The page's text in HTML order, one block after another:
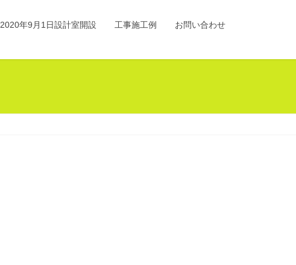
2020年9月1日設計室開設 工事施工例 お問い合わせ